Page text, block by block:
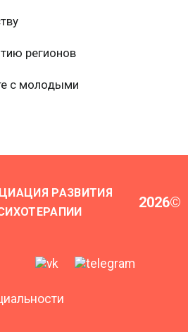
регионов
с молодыми
РАЗВИТИЯ
2026©